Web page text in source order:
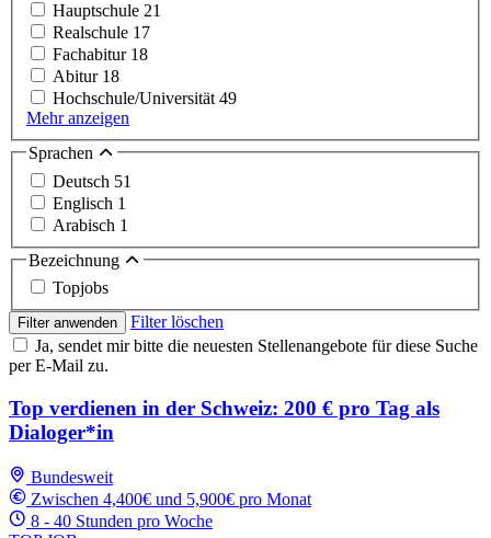
Hauptschule 21
Realschule 17
Fachabitur 18
Abitur 18
Hochschule/Universität 49
Mehr anzeigen
Sprachen
Deutsch 51
Englisch 1
Arabisch 1
Bezeichnung
Topjobs
Filter anwenden
Filter löschen
Ja, sendet mir bitte die neuesten Stellenangebote für diese Suche
per E-Mail zu.
Top verdienen in der Schweiz: 200 € pro Tag als
Dialoger*in
Bundesweit
Zwischen 4,400€ und 5,900€ pro Monat
8 - 40 Stunden pro Woche